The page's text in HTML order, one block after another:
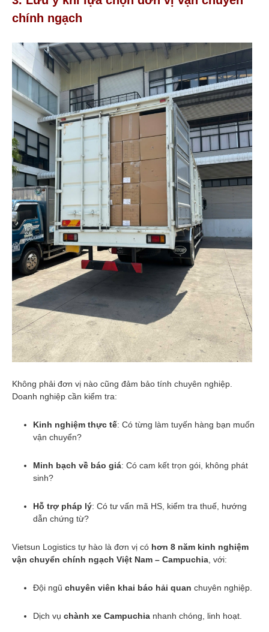
chính ngạch
Không phải đơn vị nào cũng đảm bảo tính chuyên nghiệp.
Doanh nghiệp cần kiểm tra:
Kinh nghiệm thực tế: Có từng làm tuyến hàng bạn muốn
vận chuyển?
Minh bạch về báo giá: Có cam kết trọn gói, không phát
sinh?
Hỗ trợ pháp lý: Có tư vấn mã HS, kiểm tra thuế, hướng
dẫn chứng từ?
Vietsun Logistics tự hào là đơn vị có hơn 8 năm kinh nghiệm
vận chuyển chính ngạch Việt Nam – Campuchia , với:
Đội ngũ chuyên viên khai báo hải quan chuyên nghiệp.
Dịch vụ chành xe Campuchia nhanh chóng, linh hoạt.